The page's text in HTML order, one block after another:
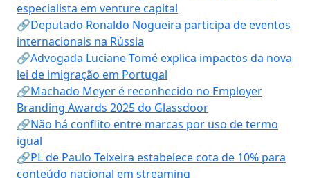
especialista em venture capital
🔗Deputado Ronaldo Nogueira participa de eventos
internacionais na Rússia
🔗Advogada Luciane Tomé explica impactos da nova
lei de imigração em Portugal
🔗Machado Meyer é reconhecido no Employer
Branding Awards 2025 do Glassdoor
🔗Não há conflito entre marcas por uso de termo
igual
🔗PL de Paulo Teixeira estabelece cota de 10% para
conteúdo nacional em streaming